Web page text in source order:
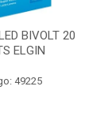
BIVOLT 20
ELGIN
49225